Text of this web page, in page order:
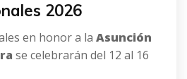
2026
en honor a la Asunción
se celebrarán del 12 al 16